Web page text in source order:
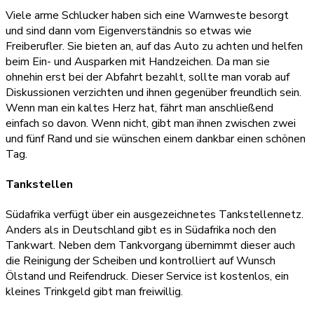
Viele arme Schlucker haben sich eine Warnweste besorgt
und sind dann vom Eigenverständnis so etwas wie
Freiberufler. Sie bieten an, auf das Auto zu achten und helfen
beim Ein- und Ausparken mit Handzeichen. Da man sie
ohnehin erst bei der Abfahrt bezahlt, sollte man vorab auf
Diskussionen verzichten und ihnen gegenüber freundlich sein.
Wenn man ein kaltes Herz hat, fährt man anschließend
einfach so davon. Wenn nicht, gibt man ihnen zwischen zwei
und fünf Rand und sie wünschen einem dankbar einen schönen
Tag.
Tankstellen
Südafrika verfügt über ein ausgezeichnetes Tankstellennetz.
Anders als in Deutschland gibt es in Südafrika noch den
Tankwart. Neben dem Tankvorgang übernimmt dieser auch
die Reinigung der Scheiben und kontrolliert auf Wunsch
Ölstand und Reifendruck. Dieser Service ist kostenlos, ein
kleines Trinkgeld gibt man freiwillig.